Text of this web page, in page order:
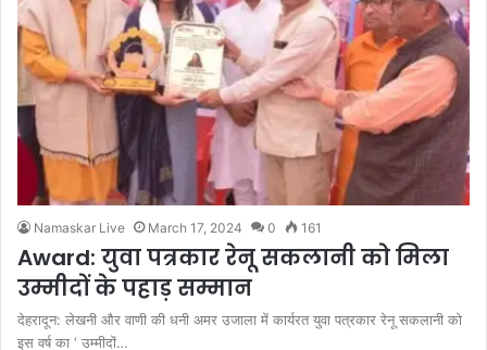
Namaskar Live March 17, 2024 0 161
Award: युवा पत्रकार रेनू सकलानी को मिला
उम्मीदों के पहाड़ सम्मान
देहरादून: लेखनी और वाणी की धनी अमर उजाला में कार्यरत युवा पत्रकार रेनू सकलानी को
इस वर्ष का ‘ उम्मीदों…